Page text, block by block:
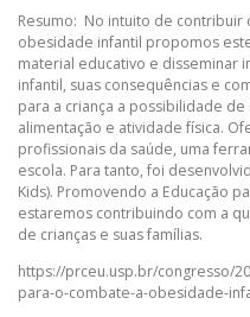
Resumo: No intuito de contribuir
obesidade infantil propomos
material educativo e disseminar
infantil, suas consequências e
para a criança a possibilidade
alimentação e atividade física.
profissionais da saúde, uma
escola. Para tanto, foi
Kids). Promovendo a Educação
estaremos contribuindo com a
de crianças e suas famílias.
https://prceu.usp.br/congresso/
para-o-combate-a-obesidade-